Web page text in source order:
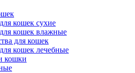
кошек сухие
кошек влажные
для кошек
кошек лечебные
кошки